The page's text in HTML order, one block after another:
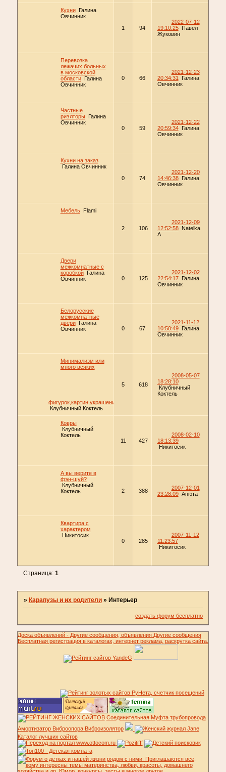
Кухни
Галина
Овчинник
1
94
2022-07-12
19:10:25 Павел
Жуковин
Перевозка
лежачих больных
в московской
области
Галина
Овчинник
0 66
2021-12-23
20:34:31
Галина
Овчинник
Частные
риэлторы
Галина
Овчинник
0
59
2021-12-22
20:59:34
Галина
Овчинник
Кухни на заказ
Галина Овчинник
0
74
2021-12-20
14:46:38
Галина
Овчинник
Мебель Flami
2 106
2021-12-09
12:52:58
Natelka
A
Двери
межкомнатные с
коробкой
Галина
Овчинник
0 125
2021-12-02
22:54:17
Галина
Овчинник
Белорусские
межкомнатные
двери
Галина
Овчинник
0 67
2021-11-12
10:50:49
Галина
Овчинник
Минимализм или
много всяких
фигурок,картин,украшений?
Клубничный Коктель
5 618
2008-05-07
18:28:10
Клубничный
Коктель
Ковры
Клубничный
Коктель
11
427
2008-02-10
18:13:39
Никитосик
А вы верите в
фэн-шуй?
Клубничный
Коктель
2 388
2007-12-01
23:28:09 Анюта
Квартира с
характером
Никитосик
0
285
2007-11-12
11:23:57
Никитосик
Страница: 1
» Карапузы и их родители » Интерьер
создать форум бесплатно
Доска объявлений - Другие сообщения, объявления Другие сообщения
Бесплатная регистрация в каталогах, интернет реклама, раскрутка сайта.
Соединительная Муфта трубопровода
Амортизатор Виброопора Виброизолятор
Каталог лучших сайтов